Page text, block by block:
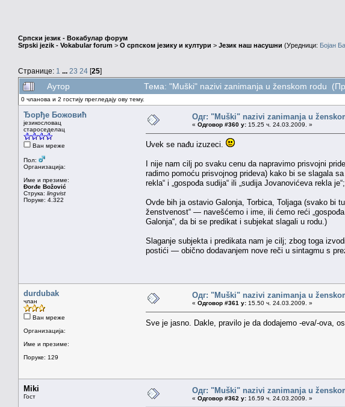
Српски језик - Вокабулар форум
Srpski jezik - Vokabular forum > О српском језику и култури > Језик наш насушни (Уредници: Бојан
Странице: 1 ... 23 24 [25]
Аутор Тема: "Muški" nazivi zanimanja u ženskom rodu
0 чланова и 2 гостију прегледају ову тему.
Ђорђе Божовић
језикословац
староседелац
Ван мреже
Пол:
Организација:
Име и презиме:
Đorđe Božović
Струка: lingvist
Поруке: 4.322
Одг: "Muški" nazivi zanimanja u
« Одговор #360 у: 15.25 ч. 24.03.2009. »
Uvek se nađu izuzeci.
I nije nam cilj po svaku cenu da napravimo prisvojni
radimo pomoću prisvojnog prideva) kako bi se slagala
rekla“ i „gospođa sudija“ ili „sudija Jovanovićeva rekla
Ovde bih ja ostavio Galonja, Torbica, Toljaga (svako bi
ženstvenost“ — navešćemo i ime, ili ćemo reći
Galonja“, da bi se predikat i subjekat slagali u rodu.)
Slaganje subjekta i predikata nam je cilj; zbog toga
postići — obično dodavanjem nove reči u sintagmu s
durdubak
члан
Ван мреже
Организација:
Име и презиме:
Поруке: 129
Одг: "Muški" nazivi zanimanja u
« Одговор #361 у: 15.50 ч. 24.03.2009. »
Sve je jasno. Dakle, pravilo je da dodajemo -eva/-ova,
Miki
Гост
Одг: "Muški" nazivi zanimanja u
« Одговор #362 у: 16.59 ч. 24.03.2009. »